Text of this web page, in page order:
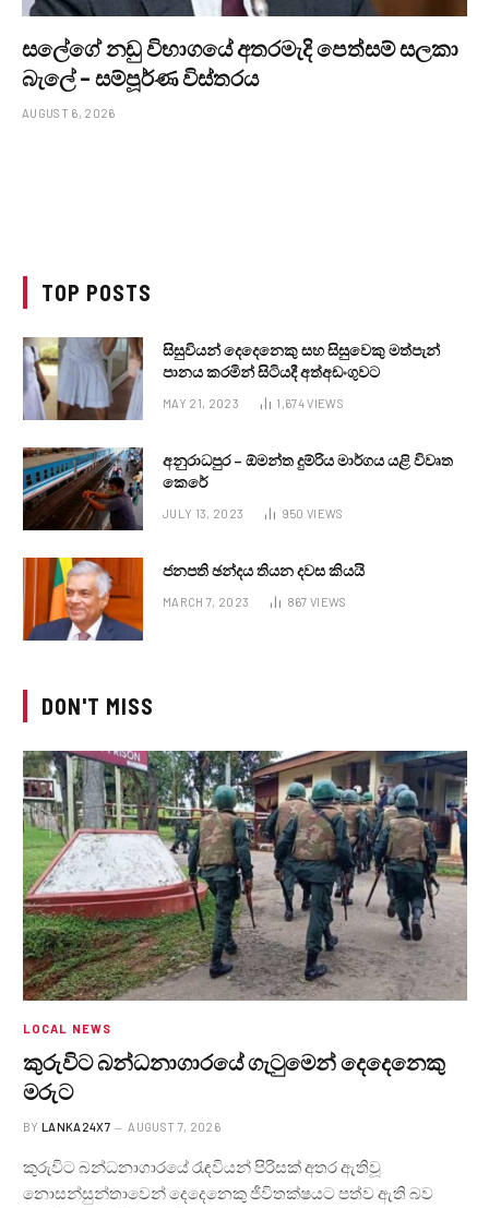
සලේගේ නඩු විභාගයේ අතරමැදි පෙත්සම් සලකා
බැලේ – සම්පූර්ණ විස්තරය
AUGUST 6, 2026
TOP POSTS
සිසුවියන් දෙදෙනෙකු සහ සිසුවෙකු මත්පැන්
පානය කරමින් සිටියදී අත්අඩංගුවට
MAY 21, 2023 1,674VIEWS
අනුරාධපුර – ඕමන්ත දුම්රිය මාර්ගය යළි විවෘත
කෙරේ
JULY 13, 2023 950 VIEWS
ජනපති ඡන්දය තියන දවස කියයි
MARCH 7, 2023 867 VIEWS
DON'T MISS
LOCAL NEWS
කුරුවිට බන්ධනාගාරයේ ගැටුමෙන් දෙදෙනෙකු
මරුට
BY LANKA24X7 AUGUST 7, 2026
කුරුවිට බන්ධනාගාරයේ රැඳවියන් පිරිසක් අතර ඇතිවූ
නොසන්සුන්තාවෙන් දෙදෙනෙකු ජීවිතක්ෂයට පත්ව ඇති බව